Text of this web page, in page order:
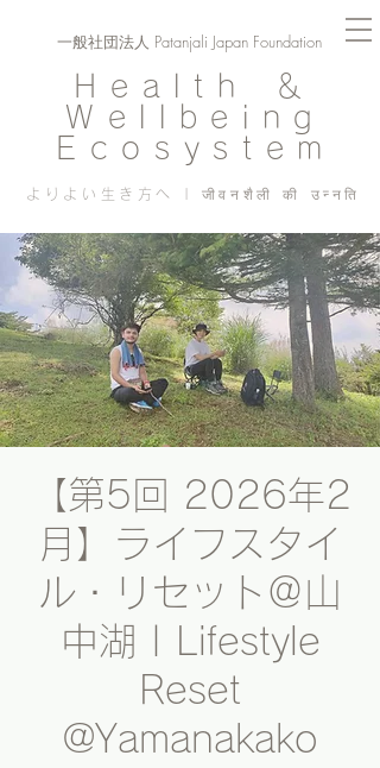
Health ＆
Wellbeing
Ecosystem
よりよい生き方へ | जीवनशैली की उन्नति
一般社団法人 Patanjali Japan Foundation
【第5回 2026年2
月】ライフスタイ
ル・リセット＠山
中湖 | Lifestyle
Reset
@Yamanakako